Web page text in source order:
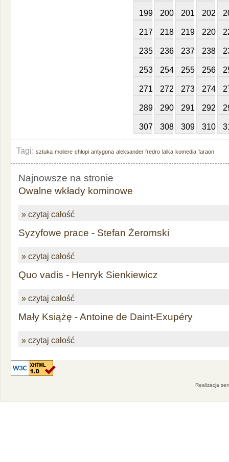
199 200 201 202
217 218 219 220
235 236 237 238
253 254 255 256
271 272 273 274
289 290 291 292
307 308 309 310
Tagi: sztuka moliere chłopi antygona aleksander fredro lalka komedia faraon
Najnowsze na stronie
Owalne wkłady kominowe
» czytaj całość
Syzyfowe prace - Stefan Żeromski
» czytaj całość
Quo vadis - Henryk Sienkiewicz
» czytaj całość
Mały Książę - Antoine de Daint-Exupéry
» czytaj całość
Realizacja